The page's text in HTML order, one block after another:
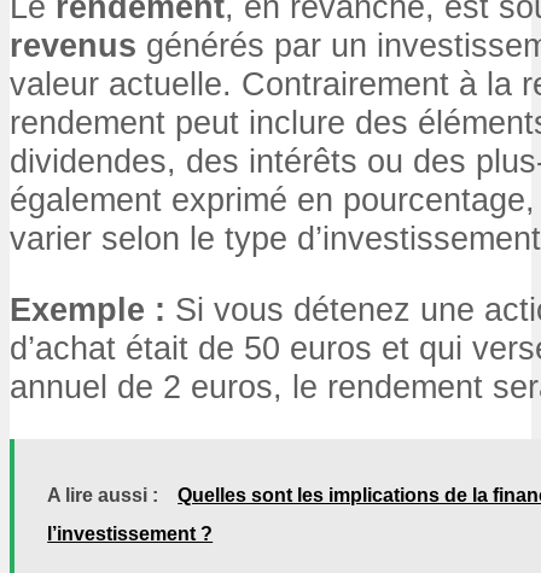
revenus générés par un
valeur actuelle. Contrairement à la
rendement peut inclure des
dividendes, des intérêts ou des
également exprimé en
varier selon le type
Exemple : Si vous détenez une
d’achat était de 50 euros et qui
annuel de 2 euros, le rendement
A lire aussi :
Quelles sont les implications de la
l’investissement ?